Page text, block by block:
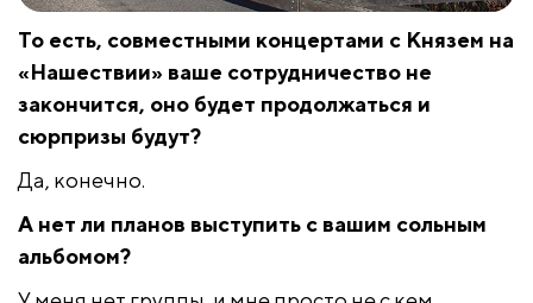
То есть, совместными концертами с Князем на
«Нашествии» ваше сотрудничество не
закончится, оно будет продолжаться и
сюрпризы будут?
Да, конечно.
А нет ли планов выступить с вашим сольным
альбомом?